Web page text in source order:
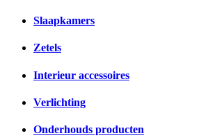
Slaapkamers
Zetels
Interieur accessoires
Verlichting
Onderhouds producten